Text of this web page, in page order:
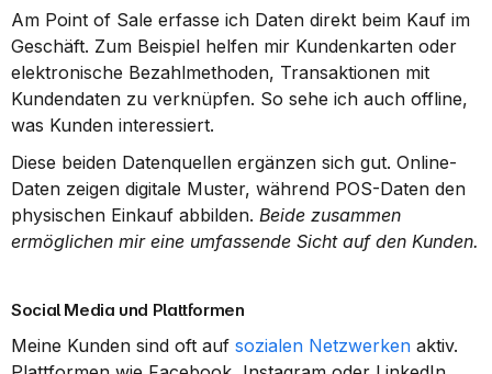
Am Point of Sale erfasse ich Daten direkt beim Kauf im
Geschäft. Zum Beispiel helfen mir Kundenkarten oder
elektronische Bezahlmethoden, Transaktionen mit
Kundendaten zu verknüpfen. So sehe ich auch offline,
was Kunden interessiert.
Diese beiden Datenquellen ergänzen sich gut. Online-
Daten zeigen digitale Muster, während POS-Daten den
physischen Einkauf abbilden. Beide zusammen
ermöglichen mir eine umfassende Sicht auf den Kunden.
Social Media und Plattformen
Meine Kunden sind oft auf sozialen Netzwerken aktiv.